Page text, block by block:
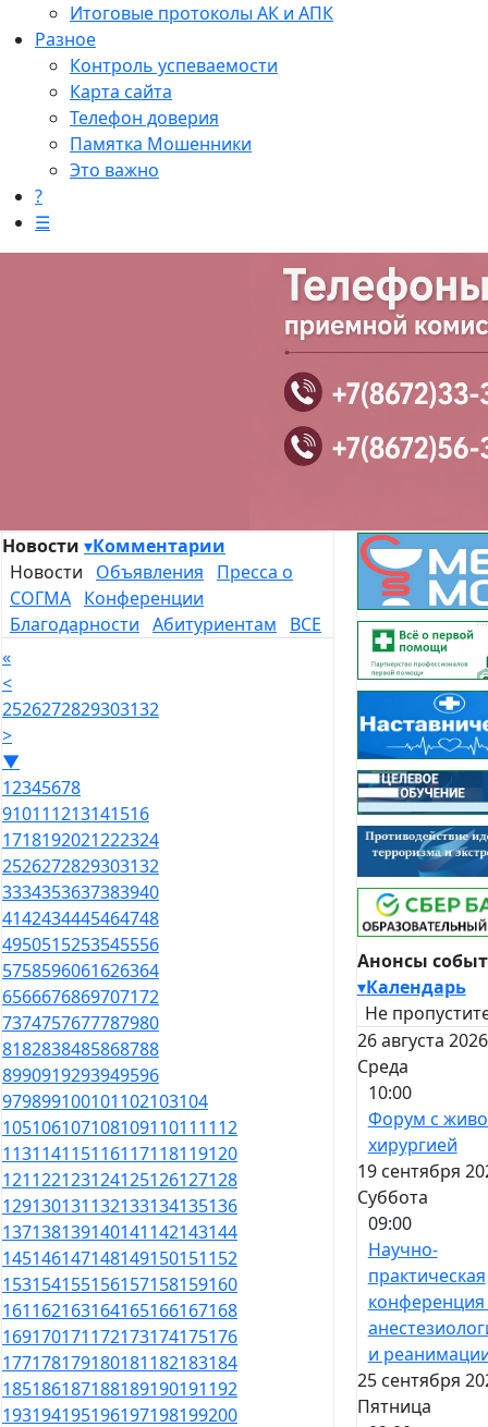
Итоговые протоколы АК и АПК
Разное
Контроль успеваемости
Карта сайта
Телефон доверия
Памятка Мошенники
Это важно
?
☰
Новости ▾Комментарии
Новости Объявления
Пресса о
СОГМА Конференции
Благодарности Абитуриентам
ВСЕ
«
<
2526272829303132
>
▼
12345678
910111213141516
1718192021222324
2526272829303132
3334353637383940
4142434445464748
4950515253545556
5758596061626364
6566676869707172
7374757677787980
8182838485868788
8990919293949596
979899100101102103104
105106107108109110111112
113114115116117118119120
121122123124125126127128
129130131132133134135136
137138139140141142143144
145146147148149150151152
153154155156157158159160
161162163164165166167168
169170171172173174175176
177178179180181182183184
185186187188189190191192
193194195196197198199200
Анонсы
▾Календарь
Не
26 августа
Среда
10:00
Форум с
хирургией
19 сентября
Суббота
09:00
Научно-
практическая
и
25 сентября
Пятница